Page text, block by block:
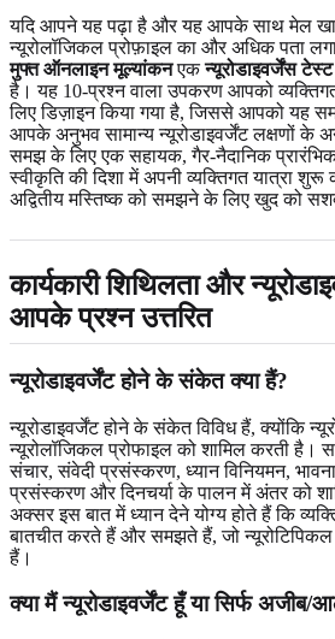
यदि आपने यह पढ़ा है और यह आपके साथ मेल
न्यूरोलॉजिकल प्रोफ़ाइल का और अधिक पता
मुफ्त ऑनलाइन मूल्यांकनएकन्यूरोडाइवर्जेंस टेस्ट
है। यह 10-प्रश्न वाला उपकरण आपको
लिए डिज़ाइन किया गया है, जिससे आपको यह
आपके अनुभव सामान्य न्यूरोडाइवर्जेंट लक्षणों
समझ के लिए एक सहायक, गैर-नैदानिक
स्वीकृति की दिशा में अपनी व्यक्तिगत यात्रा शुरू
अद्वितीय मस्तिष्क को समझने के लिए खुद को
कार्यकारी शिथिलता और
आपके प्रश्न उत्तरित
न्यूरोडाइवर्जेंट होने के संकेत क्या हैं?
न्यूरोडाइवर्जेंट होने के संकेत विविध हैं, क्योंकि
न्यूरोलॉजिकल प्रोफाइल को शामिल करती है।
संचार, संवेदी प्रसंस्करण, ध्यान विनियमन,
प्रसंस्करण और दिनचर्या के पालन में अंतर को
अक्सर इस बात में ध्यान देने योग्य होते हैं कि
बातचीत करते हैं और समझते हैं, जो
हैं।
क्या मैं न्यूरोडाइवर्जेंट हूँ या सिर्फ अजीब/